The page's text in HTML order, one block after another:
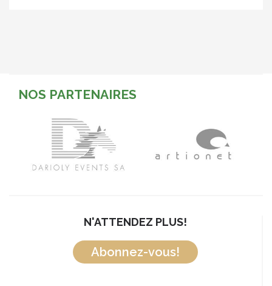
NOS PARTENAIRES
N'ATTENDEZ PLUS!
Abonnez-vous!